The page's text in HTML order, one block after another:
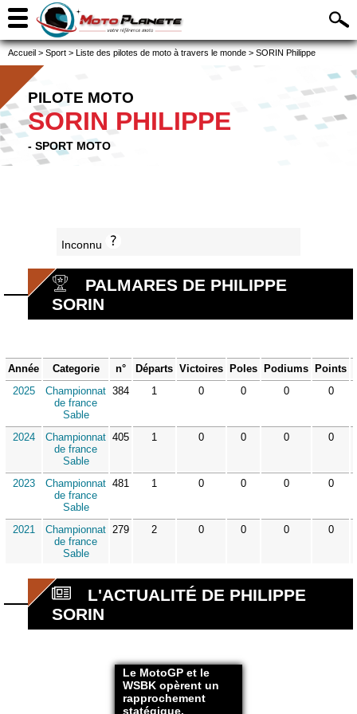
Accueil > Sport > Liste des pilotes de moto à travers le monde > SORIN Philippe
PILOTE MOTO
SORIN PHILIPPE
- SPORT MOTO
Inconnu
PALMARES DE PHILIPPE
SORIN
Année Categorie n° Départs Victoires Poles Podiums Points
2025
Championnat
de france
Sable
384 1 0 0 0 0
2024
Championnat
de france
Sable
405 1 0 0 0 0
2023
Championnat
de france
Sable
481 1 0 0 0 0
2021
Championnat
de france
Sable
279 2 0 0 0 0
L'ACTUALITÉ DE PHILIPPE
SORIN
Le MotoGP et le
WSBK opèrent un
rapprochement
statégique.